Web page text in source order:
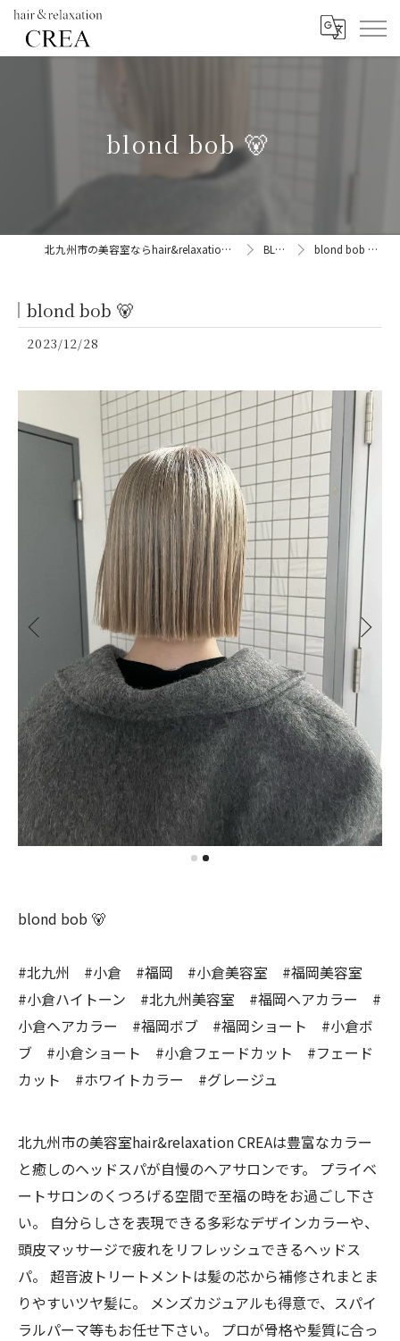
blond bob 🐻
北九州市の美容室ならhair&relaxation CREA BLOG blond bob 🐻
blond bob 🐻
2023/12/28
blond bob 🐻
#北九州 #小倉 #福岡 #小倉美容室 #福岡美容室
#小倉ハイトーン #北九州美容室 #福岡ヘアカラー #
小倉ヘアカラー #福岡ボブ #福岡ショート #小倉ボ
ブ #小倉ショート #小倉フェードカット #フェード
カット #ホワイトカラー #グレージュ
北九州市の美容室hair&relaxation CREAは豊富なカラー
と癒しのヘッドスパが自慢のヘアサロンです。 プライベ
ートサロンのくつろげる空間で至福の時をお過ごし下さ
い。 自分らしさを表現できる多彩なデザインカラーや、
頭皮マッサージで疲れをリフレッシュできるヘッドス
パ。 超音波トリートメントは髪の芯から補修されまとま
りやすいツヤ髪に。 メンズカジュアルも得意で、スパイ
ラルパーマ等もお任せ下さい。 プロが骨格や髪質に合っ